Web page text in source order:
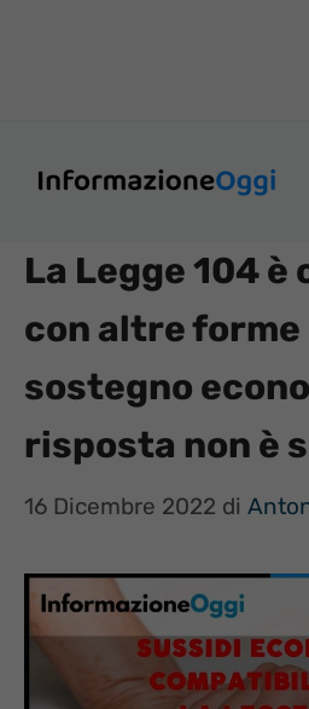
La Legge 104
con altre forme
sostegno
risposta non è
16 Dicembre 2022 di